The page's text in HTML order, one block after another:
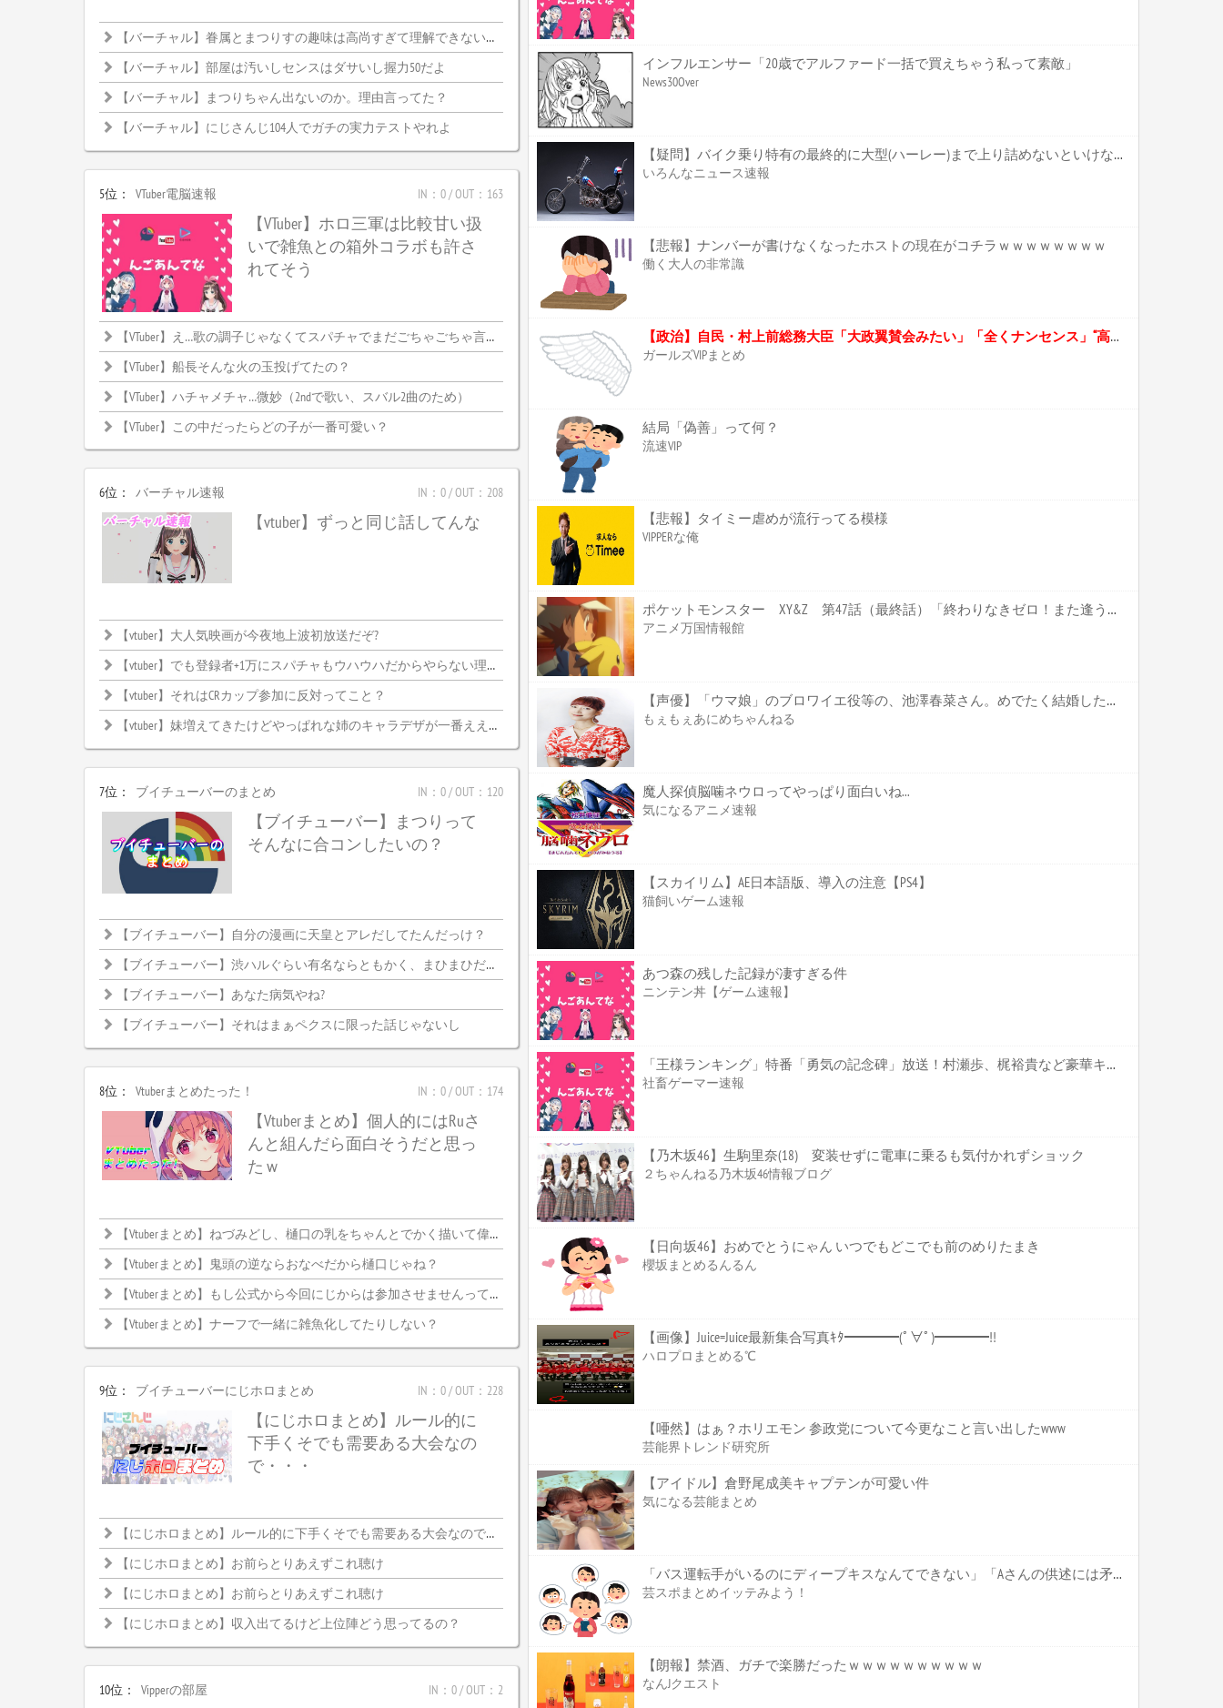
【バーチャル】眷属とまつりすの趣味は高尚すぎて理解できないわｗｗ
【バーチャル】部屋は汚いしセンスはダサいし握力50だよ
【バーチャル】まつりちゃん出ないのか。理由言ってた？
【バーチャル】にじさんじ104人でガチの実力テストやれよ
5位： VTuber電脳速報 IN：0 / OUT：163
【VTuber】ホロ三軍は比較甘い扱
いで雑魚との箱外コラボも許さ
れてそう
【VTuber】え…歌の調子じゃなくてスパチャでまだごちゃごちゃ言ってんの…？
【VTuber】船長そんな火の玉投げてたの？
【VTuber】ハチャメチャ…微妙（2ndで歌い、スバル2曲のため）
【VTuber】この中だったらどの子が一番可愛い？
6位： バーチャル速報 IN：0 / OUT：208
【vtuber】ずっと同じ話してんな
【vtuber】大人気映画が今夜地上波初放送だぞ?
【vtuber】でも登録者+1万にスパチャもウハウハだからやらない理由がないんだわ・・・
【vtuber】それはCRカップ参加に反対ってこと？
【vtuber】妹増えてきたけどやっぱれな姉のキャラデザが一番ええな
7位： ブイチューバーのまとめ IN：0 / OUT：120
【ブイチューバー】まつりって
そんなに合コンしたいの？
【ブイチューバー】自分の漫画に天皇とアレだしてたんだっけ？
【ブイチューバー】渋ハルぐらい有名ならともかく、まひまひだと釈迦側のコメ欄が誰？
【ブイチューバー】あなた病気やね?
【ブイチューバー】それはまぁペクスに限った話じゃないし
8位： Vtuberまとめたった！ IN：0 / OUT：174
【Vtuberまとめ】個人的にはRuさ
んと組んだら面白そうだと思っ
たｗ
【Vtuberまとめ】ねづみどし、樋口の乳をちゃんとでかく描いて偉いぞ?
【Vtuberまとめ】鬼頭の逆ならおなべだから樋口じゃね？
【Vtuberまとめ】もし公式から今回にじからは参加させませんって発表したらどうなるんだろ、CRカップ中止になるんかなにじと絡めないならプロ側としてはなんの利点もないし
【Vtuberまとめ】ナーフで一緒に雑魚化してたりしない？
9位： ブイチューバーにじホロまとめ IN：0 / OUT：228
【にじホロまとめ】ルール的に
下手くそでも需要ある大会なの
で・・・
【にじホロまとめ】ルール的に下手くそでも需要ある大会なので・・・
【にじホロまとめ】お前らとりあえずこれ聴け
【にじホロまとめ】お前らとりあえずこれ聴け
【にじホロまとめ】収入出てるけど上位陣どう思ってるの？
10位： Vipperの部屋 IN：0 / OUT：2
インフルエンサー「20歳でアルファード一括で買えちゃう私って素敵」
News30Over
【疑問】バイク乗り特有の最終的に大型(ハーレー)まで上り詰めないといけない風潮←これ
いろんなニュース速報
【悲報】ナンバーが書けなくなったホストの現在がコチラｗｗｗｗｗｗｗｗ
働く大人の非常識
【政治】自民・村上前総務大臣「大政翼賛会みたい」「全くナンセンス」“高市勉強会”への不参加を明言
ガールズVIPまとめ
結局「偽善」って何？
流速VIP
【悲報】タイミー虐めが流行ってる模様
VIPPERな俺
ポケットモンスター XY&Z 第47話（最終話）「終わりなきゼロ！また逢う日まで！！」 感想【キャプ画像あり】
アニメ万国情報館
【声優】「ウマ娘」のブロワイエ役等の、池澤春菜さん。めでたく結婚したのだが、ざーさんと間違われるって…【ざーさん、結婚してたやろ？？】
もぇもぇあにめちゃんねる
魔人探偵脳噛ネウロってやっぱり面白いね...
気になるアニメ速報
【スカイリム】AE日本語版、導入の注意【PS4】
猫飼いゲーム速報
あつ森の残した記録が凄すぎる件
ニンテン丼【ゲーム速報】
「王様ランキング」特番「勇気の記念碑」放送！村瀬歩、梶裕貴など豪華キャスト出演！
社畜ゲーマー速報
【乃木坂46】生駒里奈(18) 変装せずに電車に乗るも気付かれずショック
２ちゃんねる乃木坂46情報ブログ
【日向坂46】おめでとうにゃん いつでもどこでも前のめりたまき
櫻坂まとめるんるん
【画像】Juice=Juice最新集合写真ｷﾀ━━━━(ﾟ∀ﾟ)━━━━!!
ハロプロまとめる℃
【唖然】はぁ？ホリエモン 参政党について今更なこと言い出したwww
芸能界トレンド研究所
【アイドル】倉野尾成美キャプテンが可愛い件
気になる芸能まとめ
「バス運転手がいるのにディープキスなんてできない」「Aさんの供述には矛盾...
芸スポまとめイッテみよう！
【朗報】禁酒、ガチで楽勝だったｗｗｗｗｗｗｗｗｗｗ
なんJクエスト